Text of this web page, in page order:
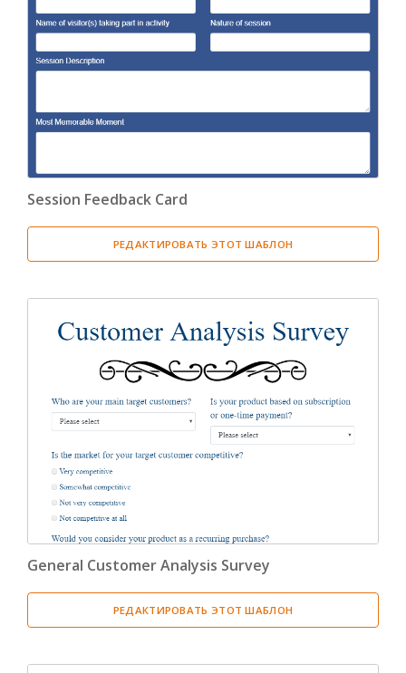
Session Feedback Card
РЕДАКТИРОВАТЬ ЭТОТ ШАБЛОН
General Customer Analysis Survey
РЕДАКТИРОВАТЬ ЭТОТ ШАБЛОН